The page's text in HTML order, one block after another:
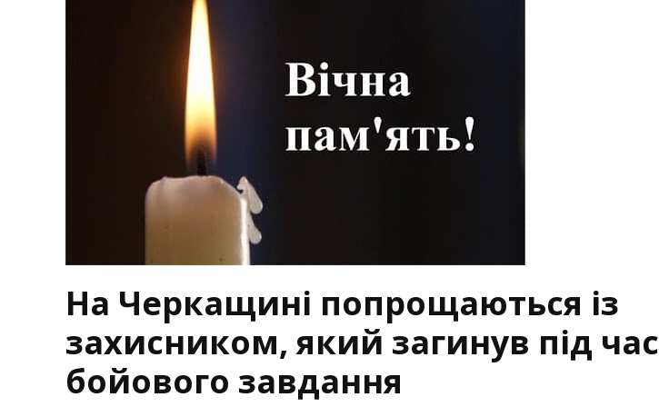
На Черкащині попрощаються із
захисником, який загинув під час
бойового завдання